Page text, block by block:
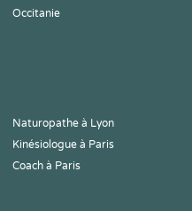
Occitanie
Naturopathe à Lyon
Kinésiologue à Paris
Coach à Paris